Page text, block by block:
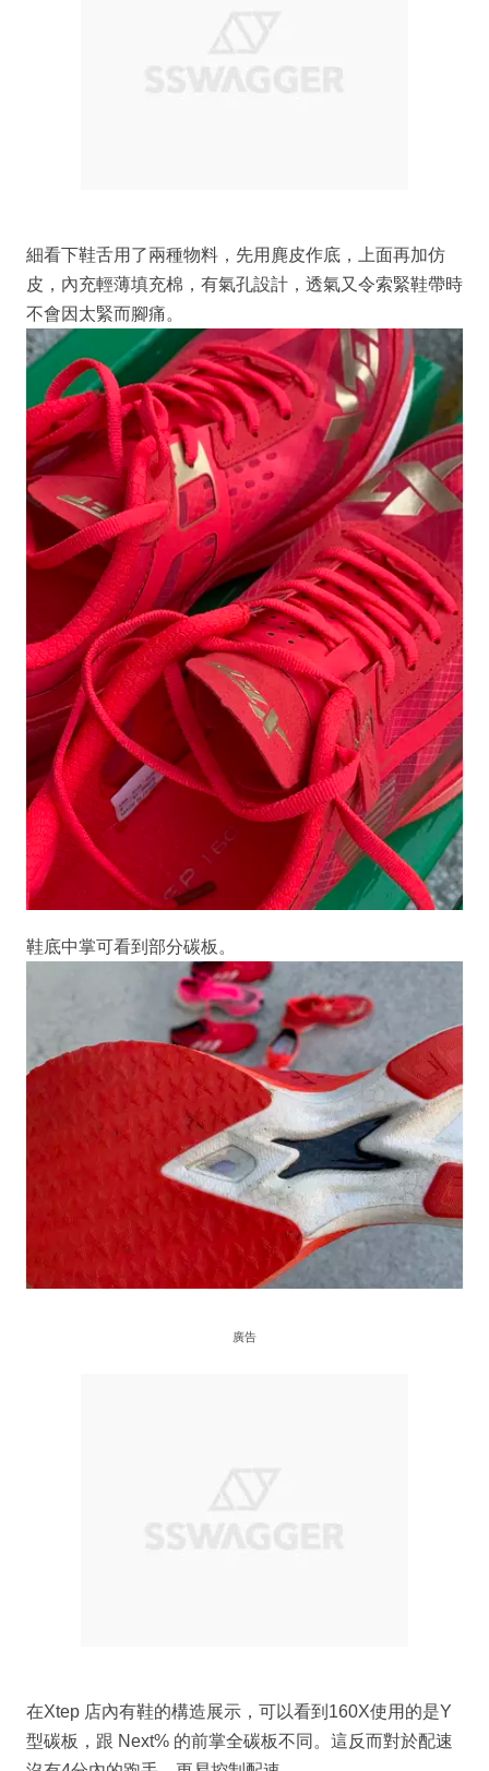
細看下鞋舌用了兩種物料，先用麂皮作底，上面再加仿
皮，內充輕薄填充棉，有氣孔設計，透氣又令索緊鞋帶時
不會因太緊而腳痛。
鞋底中掌可看到部分碳板。
廣告
在Xtep 店內有鞋的構造展示，可以看到160X使用的是Y
型碳板，跟 Next% 的前掌全碳板不同。這反而對於配速